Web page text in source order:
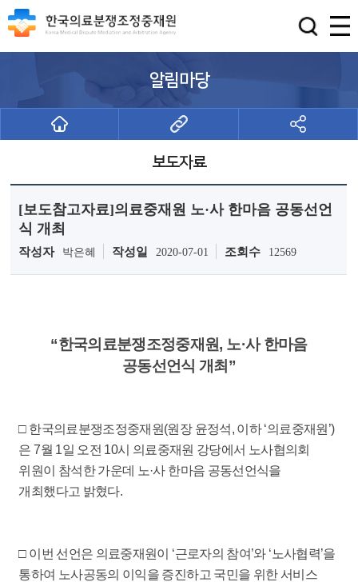
알림마당
보도자료
[보도참고자료]의료중재원 노·사 한마음 공동선언
식 개최
작성자 박은혜 작성일 2020-07-01 조회수 12569
“한국의료분쟁조정중재원, 노·사 한마음
공동선언식 개최”
□ 한국의료분쟁조정중재원(원장 윤정석, 이하 ‘의료중재원’)
은 7월 1일 오전 10시 의료중재원 강당에서 노사협의회
위원이 참석한 가운데 노·사 한마음 공동선언식을
개최했다고 밝혔다.
□ 이번 선언은 의료중재원이 ‘근로자의 참여’와 ‘노사협력’을
통하여 노사공동의 이익을 증진하고 국민을 위한 서비스